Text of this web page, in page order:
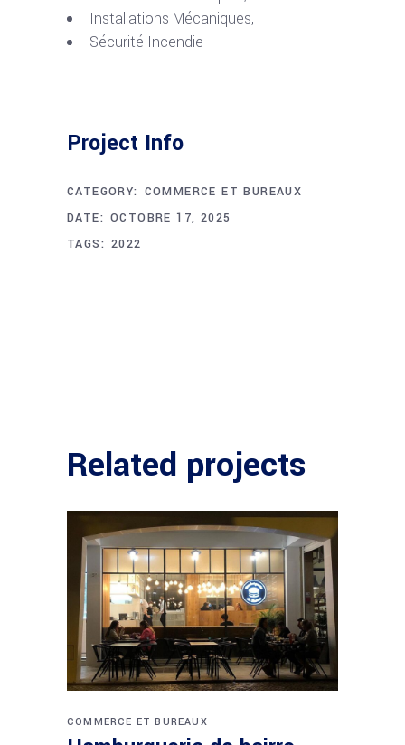
Installations Mécaniques,
Sécurité Incendie
Project Info
CATEGORY: COMMERCE ET BUREAUX
DATE: OCTOBRE 17, 2025
TAGS: 2022
Related projects
COMMERCE ET BUREAUX